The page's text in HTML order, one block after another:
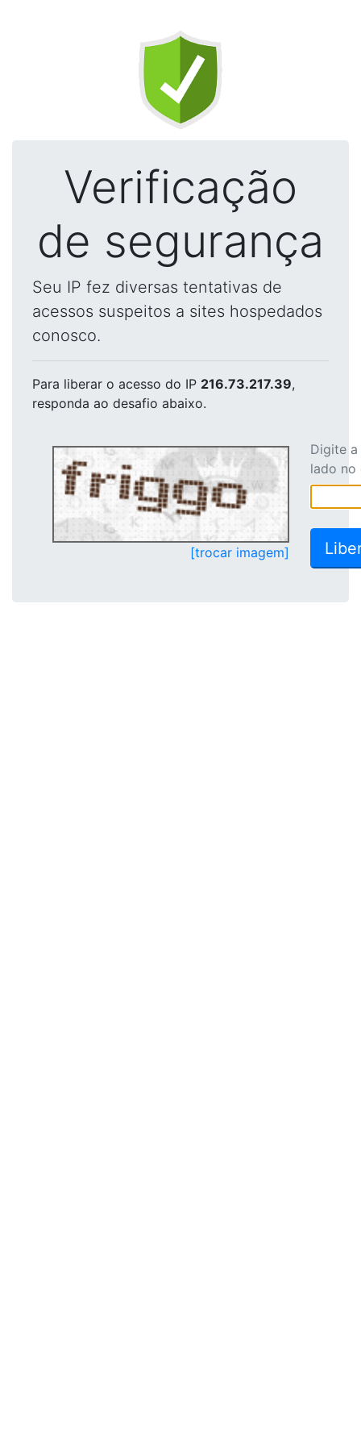
Verificação
de segurança
Seu IP fez diversas tentativas de
acessos suspeitos a sites hospedados
conosco.
Para liberar o acesso do IP 216.73.217.39,
responda ao desafio abaixo.
[trocar imagem]
Digite
lado no